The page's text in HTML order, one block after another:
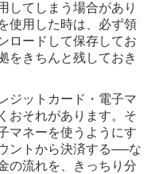
してしまう場合があり
使用した時は、必ず領
ロードして保存してお
をきちんと残しておき
ジットカード・電子マ
おそれがあります。そ
マネーを使うようにす
ントから決済する──な
の流れを、きっちり分